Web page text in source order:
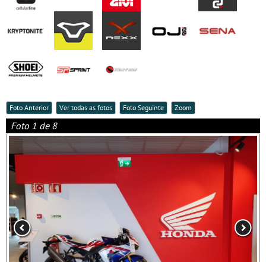
Foto Anterior Ver todas as fotos Foto Seguinte Zoom
Foto 1 de 8